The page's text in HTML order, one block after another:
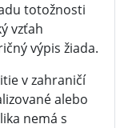
totožnosti
vzťah
výpis žiada.
v zahraničí
alebo
nemá s